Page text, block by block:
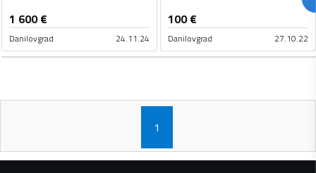
1 600€
Danilovgrad 24.11.24
100€
Danilovgrad 27.10.22
1